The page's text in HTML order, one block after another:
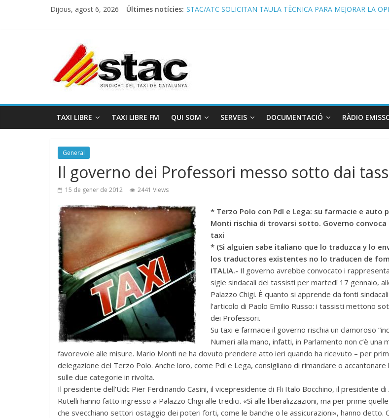
Dijous, agost 6, 2026 Últimes notícies: STAC/ATC SOLICITAN TAULA TÈCNICA PARA MEJORAR LA
TAXI LIBRE TAXI LIBRE FM QUI SOM SERVEIS DOCUMENTACIÓ RÀDIO
General
Il governo dei Professori messo sotto dai
15 de gener de 2012 2441 Views
* Terzo Polo con Pdl e Lega: su farmacie e auto
Monti rischia di trovarsi sotto. Governo convoca
taxi
* (Si alguien sabe italiano que lo traduzca y lo
los traductores existentes no lo traducen de
ITALIA.- Il governo avrebbe convocato i
sigle sindacali dei tassisti per martedì 17 gennaio,
Palazzo Chigi. È quanto si apprende da fonti
l’articolo di Paolo Emilio Russo: i tassisti mettono
dei Professori.
Su taxi e farmacie il governo rischia un clamoroso
Numeri alla mano, infatti, in Parlamento non c’è una
favorevole alle misure. Mario Monti ne ha dovuto prendere atto ieri quando ha ricevuto – per
delegazione del Terzo Polo. Anche loro, come Pdl e Lega, consigliano di rimandare o accantonare
sulle due categorie in rivolta.
Il presidente dell’Udc Pier Ferdinando Casini, il vicepresidente di Fli Italo Bocchino, il presidente di
Rutelli hanno fatto ingresso a Palazzo Chigi alle tredici. «Sì alle liberalizzazioni, ma per prime
che svecchiano settori ostaggio dei poteri forti, come le banche o le assicurazioni», hanno detto.